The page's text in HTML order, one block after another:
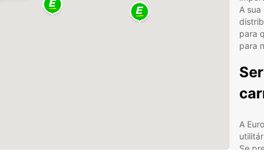
A
para
para
A
Se